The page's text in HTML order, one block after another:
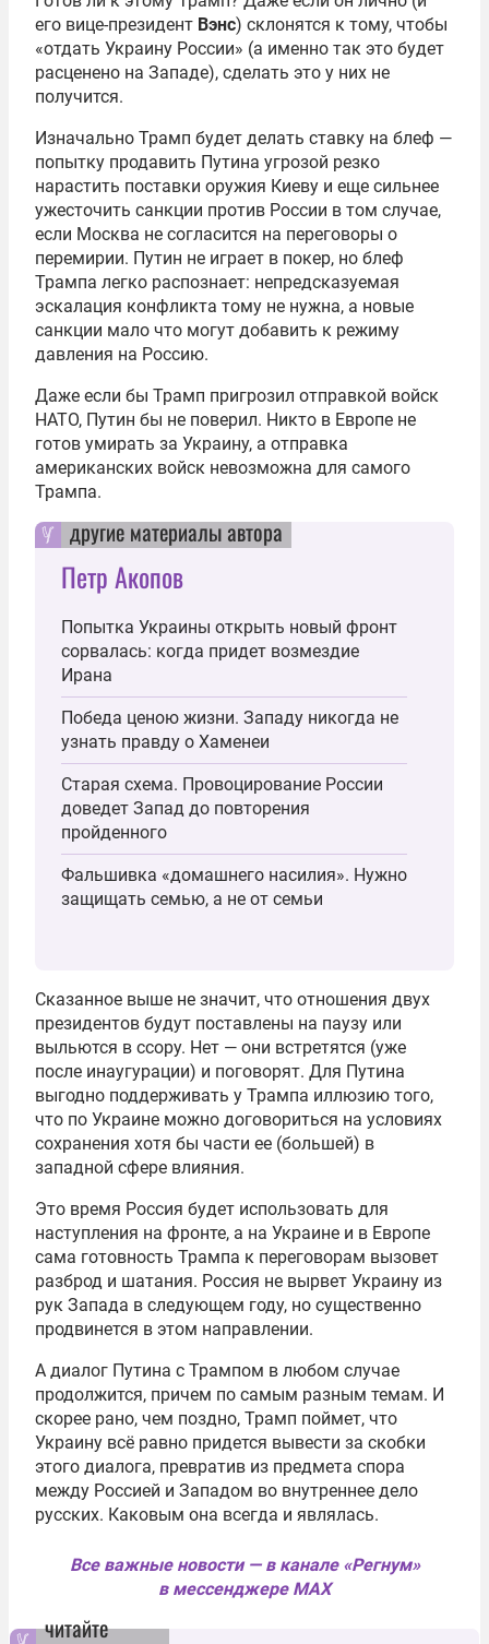
его вице-президент Вэнс) склонятся к тому, чтобы
«отдать Украину России» (а именно так это будет
расценено на Западе), сделать это у них не
получится.
Изначально Трамп будет делать ставку на блеф —
попытку продавить Путина угрозой резко
нарастить поставки оружия Киеву и еще сильнее
ужесточить санкции против России в том случае,
если Москва не согласится на переговоры о
перемирии. Путин не играет в покер, но блеф
Трампа легко распознает: непредсказуемая
эскалация конфликта тому не нужна, а новые
санкции мало что могут добавить к режиму
давления на Россию.
Даже если бы Трамп пригрозил отправкой войск
НАТО, Путин бы не поверил. Никто в Европе не
готов умирать за Украину, а отправка
американских войск невозможна для самого
Трампа.
другие материалы автора
Петр Акопов
Попытка Украины открыть новый фронт
сорвалась: когда придет возмездие
Ирана
Победа ценою жизни. Западу никогда не
узнать правду о Хаменеи
Старая схема. Провоцирование России
доведет Запад до повторения
пройденного
Фальшивка «домашнего насилия». Нужно
защищать семью, а не от семьи
Сказанное выше не значит, что отношения двух
президентов будут поставлены на паузу или
выльются в ссору. Нет — они встретятся (уже
после инаугурации) и поговорят. Для Путина
выгодно поддерживать у Трампа иллюзию того,
что по Украине можно договориться на условиях
сохранения хотя бы части ее (большей) в
западной сфере влияния.
Это время Россия будет использовать для
наступления на фронте, а на Украине и в Европе
сама готовность Трампа к переговорам вызовет
разброд и шатания. Россия не вырвет Украину из
рук Запада в следующем году, но существенно
продвинется в этом направлении.
А диалог Путина с Трампом в любом случае
продолжится, причем по самым разным темам. И
скорее рано, чем поздно, Трамп поймет, что
Украину всё равно придется вывести за скобки
этого диалога, превратив из предмета спора
между Россией и Западом во внутреннее дело
русских. Каковым она всегда и являлась.
Все важные новости — в канале «Регнум»
в мессенджере MAX
читайте